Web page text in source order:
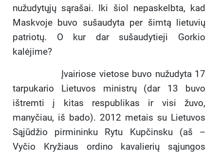
nužudytųjų sąrašai. Iki šiol nepaskelbta, kad
Maskvoje buvo sušaudyta per šimtą lietuvių
patriotų. O kur dar sušaudytieji Gorkio
kalėjime?
Įvairiose vietose buvo nužudyta 17
tarpukario Lietuvos ministrų (dar 13 buvo
ištremti į kitas respublikas ir visi žuvo,
manyčiau, iš bado). 2012 metais su Lietuvos
Sąjūdžio pirmininku Rytu Kupčinsku (aš –
Vyčio Kryžiaus ordino kavalierių sąjungos